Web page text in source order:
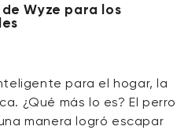
para quienes niegan
para el jugador
Wyze para el amigo
Wyze para los
para el hogar, la
¿Qué más lo es? El perro
manera logró escapar